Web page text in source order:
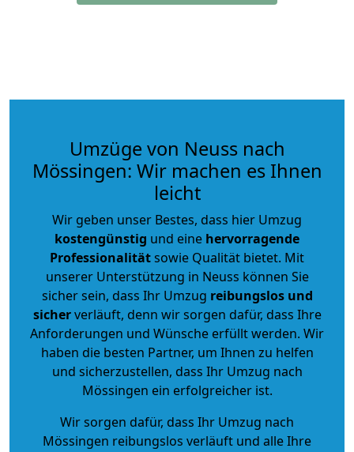
Umzüge von Neuss nach
Mössingen: Wir machen es Ihnen
leicht
Wir geben unser Bestes, dass hier Umzug
kostengünstig und eine hervorragende
Professionalitätsowie Qualität bietet. Mit
unserer Unterstützung in Neuss können Sie
sicher sein, dass Ihr Umzug reibungslos und
sicherverläuft, denn wir sorgen dafür, dass Ihre
Anforderungen und Wünsche erfüllt werden. Wir
haben die besten Partner, um Ihnen zu helfen
und sicherzustellen, dass Ihr Umzug nach
Mössingen ein erfolgreicher ist.
Wir sorgen dafür, dass Ihr Umzug nach
Mössingen reibungslos verläuft und alle Ihre